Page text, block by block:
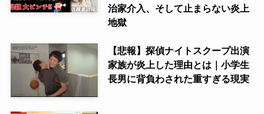
治家介入、そして止まらない炎上
地獄
【悲報】探偵ナイトスクープ出演
家族が炎上した理由とは｜小学生
長男に背負わされた重すぎる現実